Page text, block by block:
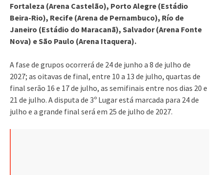
Fortaleza (Arena Castelão), Porto Alegre (Estádio
Beira-Rio), Recife (Arena de Pernambuco), Río de
Janeiro (Estádio do Maracanã), Salvador (Arena Fonte
Nova) e São Paulo (Arena Itaquera).
A fase de grupos ocorrerá de 24 de junho a 8 de julho de
2027; as oitavas de final, entre 10 a 13 de julho, quartas de
final serão 16 e 17 de julho, as semifinais entre nos dias 20 e
21 de julho. A disputa de 3º Lugar está marcada para 24 de
julho e a grande final será em 25 de julho de 2027.